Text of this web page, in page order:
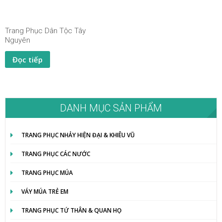
Trang Phục Dân Tộc Tây
Nguyên
Đọc tiếp
DANH MỤC SẢN PHẨM
TRANG PHỤC NHẢY HIỆN ĐẠI & KHIÊU VŨ
TRANG PHỤC CÁC NƯỚC
TRANG PHỤC MÚA
VÁY MÚA TRẺ EM
TRANG PHỤC TỨ THÂN & QUAN HỌ